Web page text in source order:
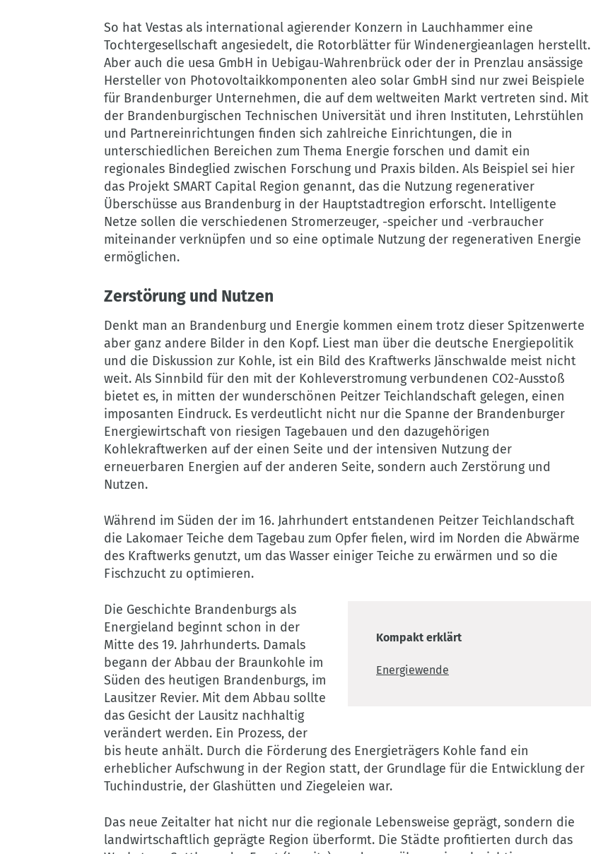
So hat Vestas als international agierender Konzern in Lauchhammer eine
Tochtergesellschaft angesiedelt, die Rotorblätter für Windenergieanlagen herstellt.
Aber auch die uesa GmbH in Uebigau-Wahrenbrück oder der in Prenzlau ansässige
Hersteller von Photovoltaikkomponenten aleo solar GmbH sind nur zwei Beispiele
für Brandenburger Unternehmen, die auf dem weltweiten Markt vertreten sind. Mit
der Brandenburgischen Technischen Universität und ihren Instituten, Lehrstühlen
und Partnereinrichtungen finden sich zahlreiche Einrichtungen, die in
unterschiedlichen Bereichen zum Thema Energie forschen und damit ein
regionales Bindeglied zwischen Forschung und Praxis bilden. Als Beispiel sei hier
das Projekt SMART Capital Region genannt, das die Nutzung regenerativer
Überschüsse aus Brandenburg in der Hauptstadtregion erforscht. Intelligente
Netze sollen die verschiedenen Stromerzeuger, -speicher und -verbraucher
miteinander verknüpfen und so eine optimale Nutzung der regenerativen Energie
ermöglichen.
Zerstörung und Nutzen
Denkt man an Brandenburg und Energie kommen einem trotz dieser Spitzenwerte
aber ganz andere Bilder in den Kopf. Liest man über die deutsche Energiepolitik
und die Diskussion zur Kohle, ist ein Bild des Kraftwerks Jänschwalde meist nicht
weit. Als Sinnbild für den mit der Kohleverstromung verbundenen CO2-Ausstoß
bietet es, in mitten der wunderschönen Peitzer Teichlandschaft gelegen, einen
imposanten Eindruck. Es verdeutlicht nicht nur die Spanne der Brandenburger
Energiewirtschaft von riesigen Tagebauen und den dazugehörigen
Kohlekraftwerken auf der einen Seite und der intensiven Nutzung der
erneuerbaren Energien auf der anderen Seite, sondern auch Zerstörung und
Nutzen.
Während im Süden der im 16. Jahrhundert entstandenen Peitzer Teichlandschaft
die Lakomaer Teiche dem Tagebau zum Opfer fielen, wird im Norden die Abwärme
des Kraftwerks genutzt, um das Wasser einiger Teiche zu erwärmen und so die
Fischzucht zu optimieren.
Kompakt erklärt
Energiewende
Die Geschichte Brandenburgs als
Energieland beginnt schon in der
Mitte des 19. Jahrhunderts. Damals
begann der Abbau der Braunkohle im
Süden des heutigen Brandenburgs, im
Lausitzer Revier. Mit dem Abbau sollte
das Gesicht der Lausitz nachhaltig
verändert werden. Ein Prozess, der
bis heute anhält. Durch die Förderung des Energieträgers Kohle fand ein
erheblicher Aufschwung in der Region statt, der Grundlage für die Entwicklung der
Tuchindustrie, der Glashütten und Ziegeleien war.
Das neue Zeitalter hat nicht nur die regionale Lebensweise geprägt, sondern die
landwirtschaftlich geprägte Region überformt. Die Städte profitierten durch das